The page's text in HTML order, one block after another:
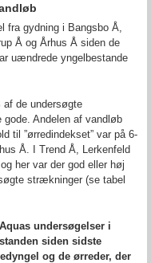
fra gydning i Bangsbo Å,
Å og Århus Å siden de
uændrede yngelbestande
af de undersøgte
Andelen af vandløb
til ”ørredindekset” var på 6-
Å. I Trend Å, Lerkenfeld
her var der god eller høj
strækninger (se tabel
undersøgelser i
siden sidste
og de ørreder, der